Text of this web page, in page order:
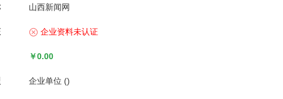
山西新闻网
企业资料未认证
￥0.00
企业单位 ()